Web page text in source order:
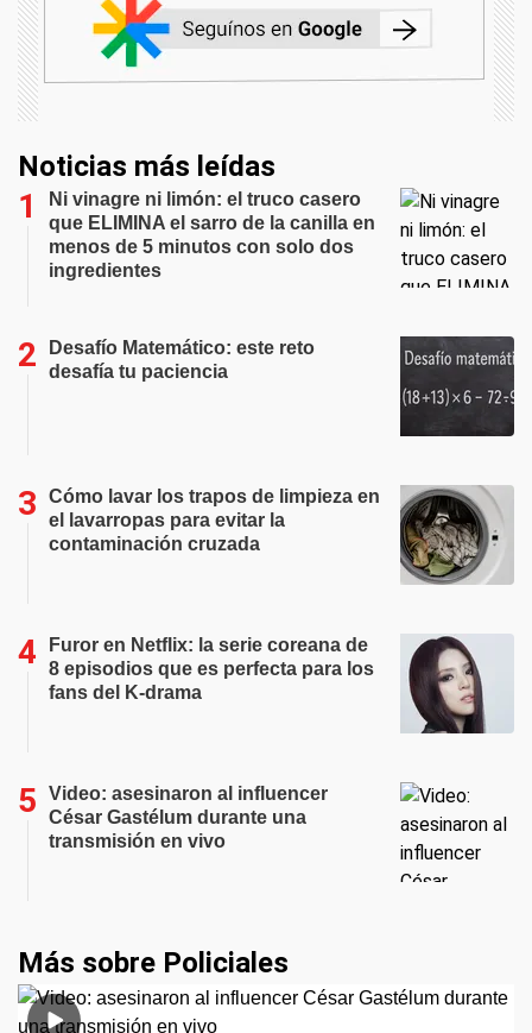
Noticias más leídas
Ni vinagre ni limón: el truco casero
que ELIMINA el sarro de la canilla en
menos de 5 minutos con solo dos
ingredientes
Desafío Matemático: este reto
desafía tu paciencia
Cómo lavar los trapos de limpieza en
el lavarropas para evitar la
contaminación cruzada
Furor en Netflix: la serie coreana de
8 episodios que es perfecta para los
fans del K-drama
Video: asesinaron al influencer
César Gastélum durante una
transmisión en vivo
Más sobre Policiales